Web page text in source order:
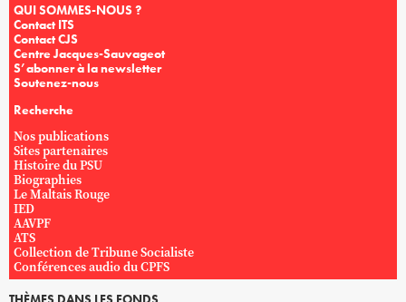
QUI SOMMES-NOUS ?
Contact ITS
Contact CJS
Centre Jacques-Sauvageot
S’abonner à la newsletter
Soutenez-nous
Recherche
Nos publications
Sites partenaires
Histoire du PSU
Biographies
Le Maltais Rouge
IED
AAVPF
ATS
Collection de Tribune Socialiste
Conférences audio du CPFS